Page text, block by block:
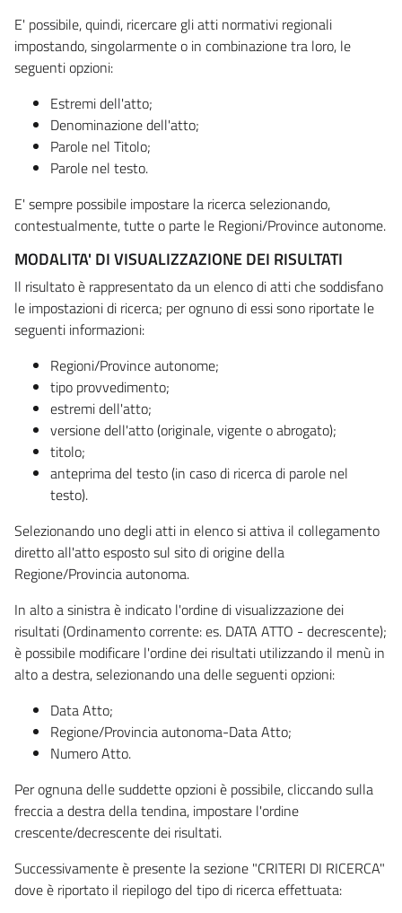
E' possibile, quindi, ricercare gli atti normativi regionali
impostando, singolarmente o in combinazione tra loro, le
seguenti opzioni:
Estremi dell'atto;
Denominazione dell'atto;
Parole nel Titolo;
Parole nel testo.
E' sempre possibile impostare la ricerca selezionando,
contestualmente, tutte o parte le Regioni/Province autonome.
MODALITA' DI VISUALIZZAZIONE DEI RISULTATI
Il risultato è rappresentato da un elenco di atti che soddisfano
le impostazioni di ricerca; per ognuno di essi sono riportate le
seguenti informazioni:
Regioni/Province autonome;
tipo provvedimento;
estremi dell'atto;
versione dell'atto (originale, vigente o abrogato);
titolo;
anteprima del testo (in caso di ricerca di parole nel
testo).
Selezionando uno degli atti in elenco si attiva il collegamento
diretto all'atto esposto sul sito di origine della
Regione/Provincia autonoma.
In alto a sinistra è indicato l'ordine di visualizzazione dei
risultati (Ordinamento corrente: es. DATA ATTO - decrescente);
è possibile modificare l'ordine dei risultati utilizzando il menù in
alto a destra, selezionando una delle seguenti opzioni:
Data Atto;
Regione/Provincia autonoma-Data Atto;
Numero Atto.
Per ognuna delle suddette opzioni è possibile, cliccando sulla
freccia a destra della tendina, impostare l'ordine
crescente/decrescente dei risultati.
Successivamente è presente la sezione "CRITERI DI RICERCA"
dove è riportato il riepilogo del tipo di ricerca effettuata: